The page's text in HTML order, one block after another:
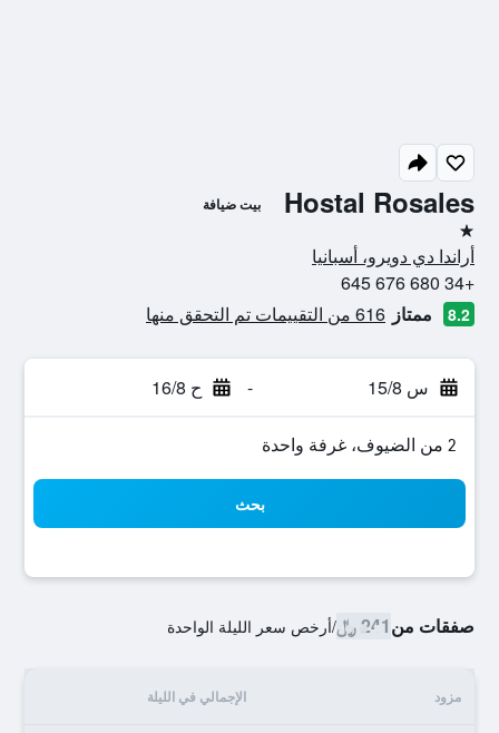
Hostal Rosales بيت ضيافة
نجمة واحدة
أراندا دي دويرو، أسبانيا
+34 680 676 645
8.2 ممتاز 616 من التقييمات تم التحقق منها
س 15/8 - ح 16/8
2 من الضيوف، غرفة واحدة
بحث
صفقات من241 ﷼ /أرخص سعر الليلة الواحدة
مزود الإجمالي في الليلة